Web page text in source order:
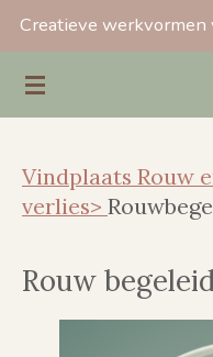
Ga
direct
naar
de
Creatieve
Vindplaats Rouw
verlies>
Rouw